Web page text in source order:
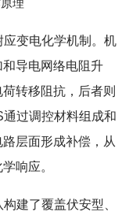
理
变电化学机制。机
导电网络电阻升
转移阻抗，后者则
过调控材料组成和
层面形成补偿，从
响应。
建了覆盖伏安型、